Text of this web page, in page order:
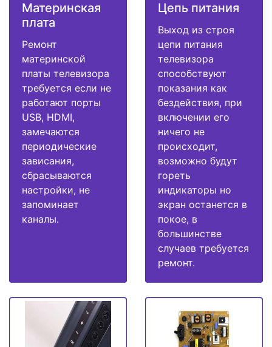
Материнская
плата
Ремонт
материнской
платы телевизора
требуется если не
работают порты
USB, HDMI,
замечаются
периодические
зависания,
сбрасываются
настройки, не
запоминает
каналы.
Цепь питания
Выход из строя
цепи питания
телевизора
способствуют
показания как
бездействия, при
включении его
ничего не
происходит,
возможно будут
гореть
индикаторы но
экран останется в
покое, в
большинстве
случаев требуется
ремонт.